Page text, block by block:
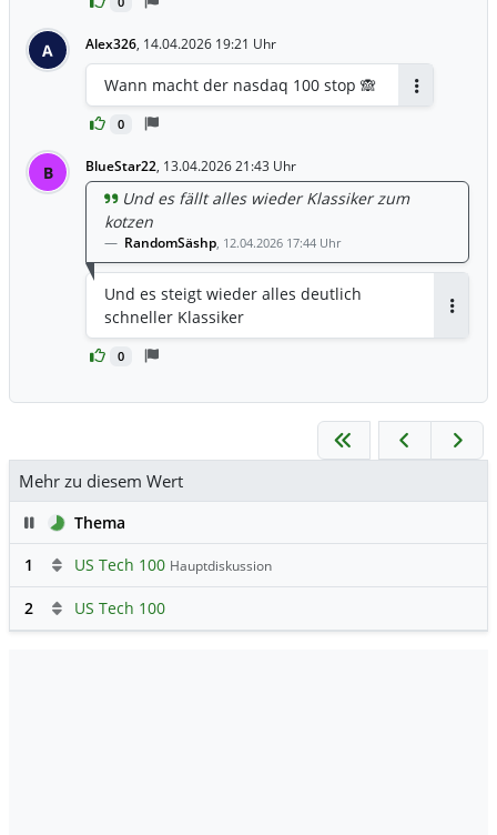
A Alex326, 14.04.2026 19:21 Uhr
0
Wann macht der nasdaq 100 stop 🙈
B BlueStar22, 13.04.2026 21:43 Uhr
0
Und es fällt alles wieder Klassiker zum
kotzen
RandomSäshp, 12.04.2026 17:44 Uhr
Und es steigt wieder alles deutlich
schneller Klassiker
Mehr zu diesem Wert
PauseThema
1
US Tech 100 Hauptdiskussion
2 US Tech 100